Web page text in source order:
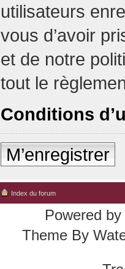
utilisateurs
vous d’avoir
et de notre
tout le
Conditions
M’enregistrer
Index du forum
Powered by
Theme By